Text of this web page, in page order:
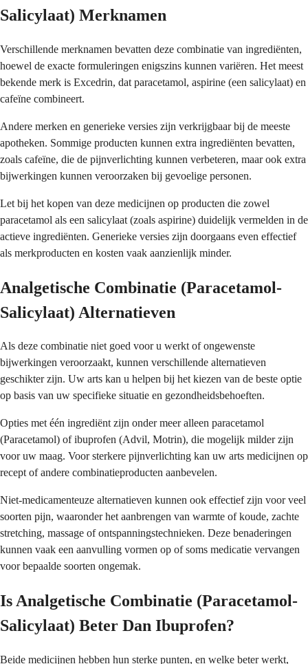
Salicylaat) Merknamen
Verschillende merknamen bevatten deze combinatie van ingrediënten,
hoewel de exacte formuleringen enigszins kunnen variëren. Het meest
bekende merk is Excedrin, dat paracetamol, aspirine (een salicylaat) en
cafeïne combineert.
Andere merken en generieke versies zijn verkrijgbaar bij de meeste
apotheken. Sommige producten kunnen extra ingrediënten bevatten,
zoals cafeïne, die de pijnverlichting kunnen verbeteren, maar ook extra
bijwerkingen kunnen veroorzaken bij gevoelige personen.
Let bij het kopen van deze medicijnen op producten die zowel
paracetamol als een salicylaat (zoals aspirine) duidelijk vermelden in de
actieve ingrediënten. Generieke versies zijn doorgaans even effectief
als merkproducten en kosten vaak aanzienlijk minder.
Analgetische Combinatie (Paracetamol-
Salicylaat) Alternatieven
Als deze combinatie niet goed voor u werkt of ongewenste
bijwerkingen veroorzaakt, kunnen verschillende alternatieven
geschikter zijn. Uw arts kan u helpen bij het kiezen van de beste optie
op basis van uw specifieke situatie en gezondheidsbehoeften.
Opties met één ingrediënt zijn onder meer alleen paracetamol
(Paracetamol) of ibuprofen (Advil, Motrin), die mogelijk milder zijn
voor uw maag. Voor sterkere pijnverlichting kan uw arts medicijnen op
recept of andere combinatieproducten aanbevelen.
Niet-medicamenteuze alternatieven kunnen ook effectief zijn voor veel
soorten pijn, waaronder het aanbrengen van warmte of koude, zachte
stretching, massage of ontspanningstechnieken. Deze benaderingen
kunnen vaak een aanvulling vormen op of soms medicatie vervangen
voor bepaalde soorten ongemak.
Is Analgetische Combinatie (Paracetamol-
Salicylaat) Beter Dan Ibuprofen?
Beide medicijnen hebben hun sterke punten, en welke beter werkt,